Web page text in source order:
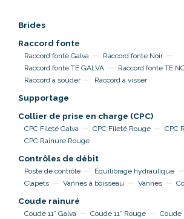
Brides
Raccord fonte
Raccord fonte Galva
Raccord fonte Noir
Raccord fonte TE GALVA
Raccord fonte TE
Raccord à souder
Raccord à visser
Supportage
Collier de prise en charge (CPC)
CPC Fileté Galva CPC Fileté Rouge
CPC
CPC Rainure Rouge
Contrôles de débit
Poste de contrôle Équilibrage hydraulique
Clapets
Vannes à boisseau Vannes
Coude rainuré
Coude 11° Galva Coude 11° Rouge
Coude